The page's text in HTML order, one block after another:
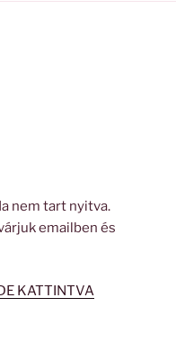
nem tart nyitva.
emailben és
KATTINTVA